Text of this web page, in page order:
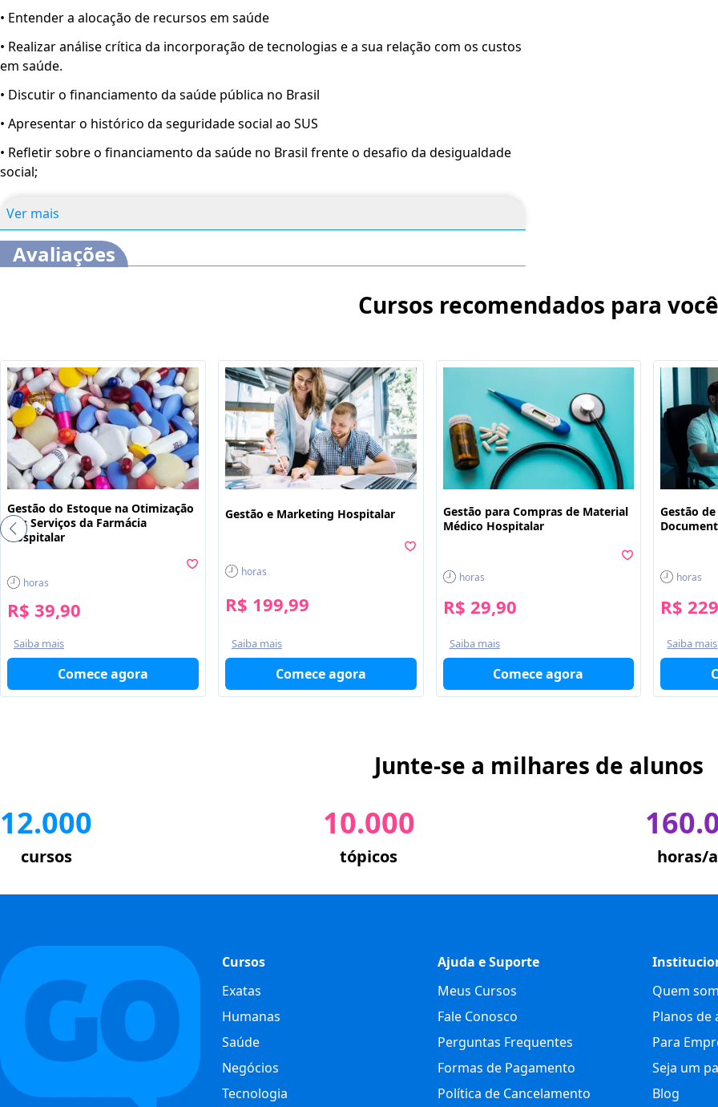
• Entender a alocação de recursos em saúde
• Realizar análise crítica da incorporação de tecnologias e a sua relação com os custos
em saúde.
• Discutir o financiamento da saúde pública no Brasil
• Apresentar o histórico da seguridade social ao SUS
• Refletir sobre o financiamento da saúde no Brasil frente o desafio da desigualdade
social;
Ver mais
Avaliações
Cursos recomendados para você
Gestão do Estoque na Otimização
dos Serviços da Farmácia
Hospitalar
horas
R$ 39,90
Saiba mais
Comece agora
Gestão e Marketing Hospitalar
horas
R$ 199,99
Saiba mais
Comece agora
Gestão para Compras de Material
Médico Hospitalar
horas
R$ 29,90
Saiba mais
Comece agora
Gestão
horas
R$
Saiba mais
Junte-se a milhares de alunos
12.000
cursos
10.000
tópicos horas/
Cursos
Exatas
Humanas
Saúde
Negócios
Tecnologia
Ajuda e Suporte
Meus Cursos
Fale Conosco
Perguntas Frequentes
Formas de Pagamento
Política de Cancelamento
Quem
Planos de
Para
Seja um
Blog